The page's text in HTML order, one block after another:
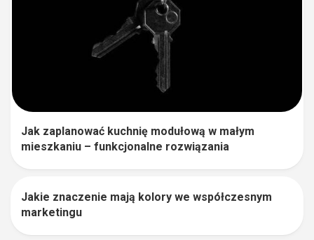
Jak zaplanować kuchnię modułową w małym
mieszkaniu – funkcjonalne rozwiązania
Jakie znaczenie mają kolory we współczesnym
marketingu